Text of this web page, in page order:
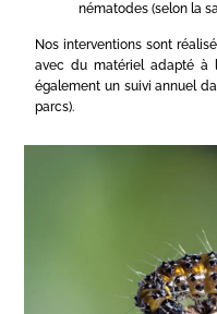
nématodes (selon la
Nos interventions sont
avec du matériel adapté à
également un suivi annuel
parcs).